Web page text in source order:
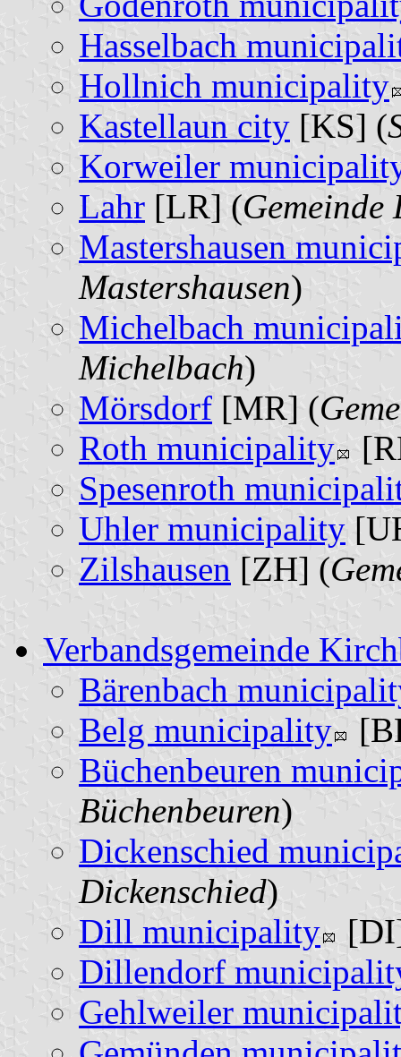
Hasselbach
Hollnich municipality
Kastellaun city [KS] (
Korweiler
Lahr [LR] (Gemeinde
Mastershausen
Mastershausen)
Michelbach
Michelbach)
Mörsdorf [MR] (
Roth municipality
Spesenroth
Uhler municipality
Zilshausen [ZH] (
Verbandsgemeinde
Bärenbach
Belg municipality
Büchenbeuren
Büchenbeuren)
Dickenschied
Dickenschied)
Dill municipality
Dillendorf
Gehlweiler